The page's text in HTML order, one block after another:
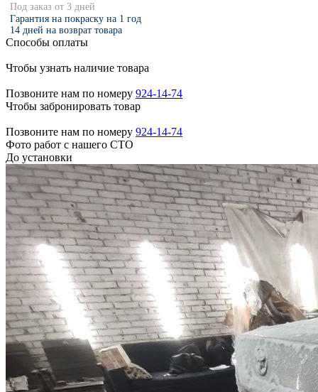
Под заказ от 3 дней
Гарантия на покраску на 1 год
14 дней на возврат товара
Способы оплаты
Чтобы узнать наличие товара
Позвоните нам по номеру 924-14-74
Чтобы забронировать товар
Позвоните нам по номеру 924-14-74
Фото работ с нашего СТО
До установки